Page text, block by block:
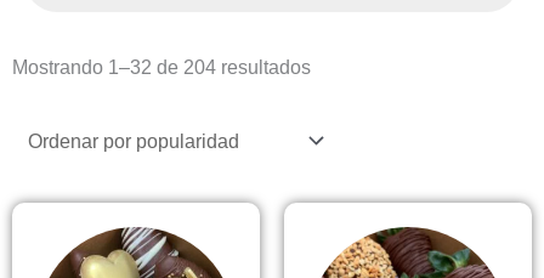
Mostrando 1–32 de 204 resultadosOrdenado
popularidad